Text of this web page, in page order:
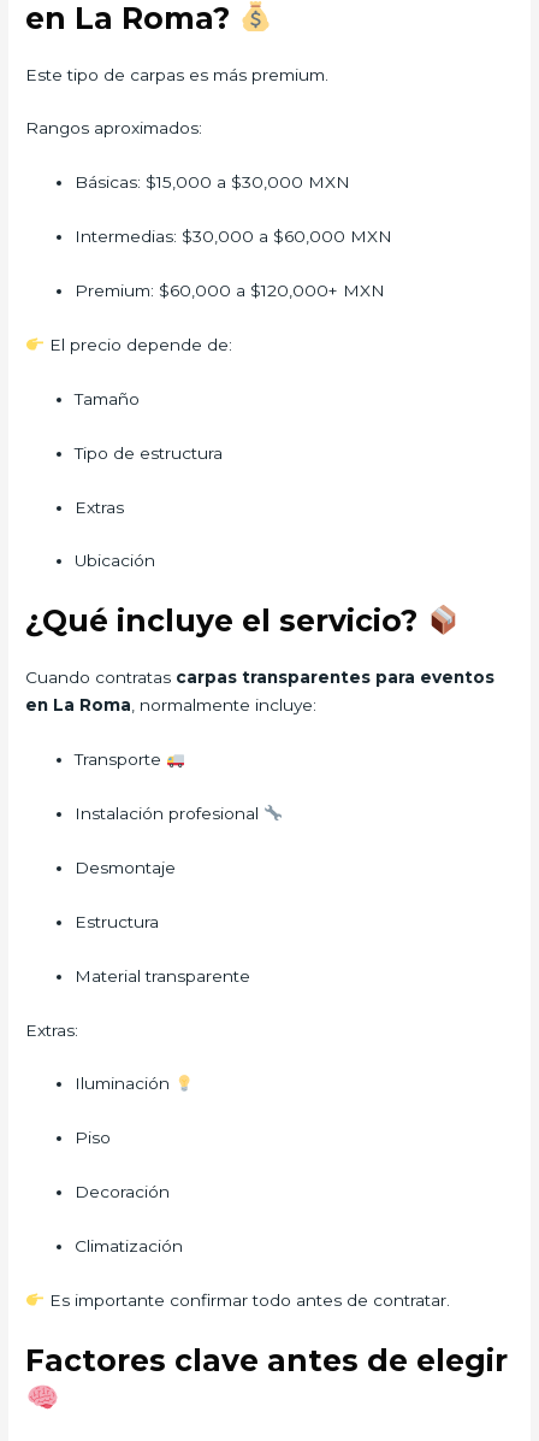
en La Roma?
Este tipo de carpas es más premium.
Rangos aproximados:
Básicas: $15,000 a $30,000 MXN
Intermedias: $30,000 a $60,000 MXN
Premium: $60,000 a $120,000+ MXN
El precio depende de:
Tamaño
Tipo de estructura
Extras
Ubicación
¿Qué incluye el servicio?
Cuando contratas carpas transparentes para eventos
en La Roma, normalmente incluye:
Transporte
Instalación profesional
Desmontaje
Estructura
Material transparente
Extras:
Iluminación
Piso
Decoración
Climatización
Es importante confirmar todo antes de contratar.
Factores clave antes de elegir